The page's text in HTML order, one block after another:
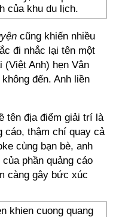
của khu du lịch.
cũng khiến nhiều
đi nhắc lại tên một
(Việt Anh) hẹn Vân
đến. Anh liền
tên địa điểm giải trí là
cáo, thậm chí quay cả
cùng bạn bè, anh
phần quảng cáo
càng gây bức xúc